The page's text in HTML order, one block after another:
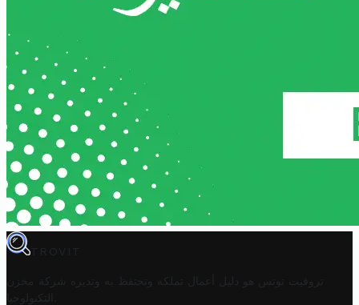
TROVIT
تروفيت تونس هو دليل أعمال تملكه وتحتفظ به وتديره
شركة مخزن
التكنولوجيا